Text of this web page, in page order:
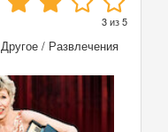
3из5
Другое / Развлечения